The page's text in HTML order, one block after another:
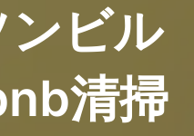
ビル
清掃